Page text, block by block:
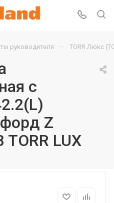
руководителя — TORR Люкс
с
Z
LUX